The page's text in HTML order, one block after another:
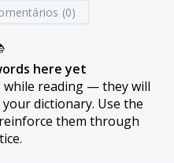
(0)
here yet
reading — they will
dictionary. Use the
them through